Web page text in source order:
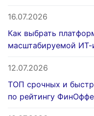
16.07.2026
Как выбрать
масштабируемой ИТ-
12.07.2026
ТОП срочных и
по рейтингу